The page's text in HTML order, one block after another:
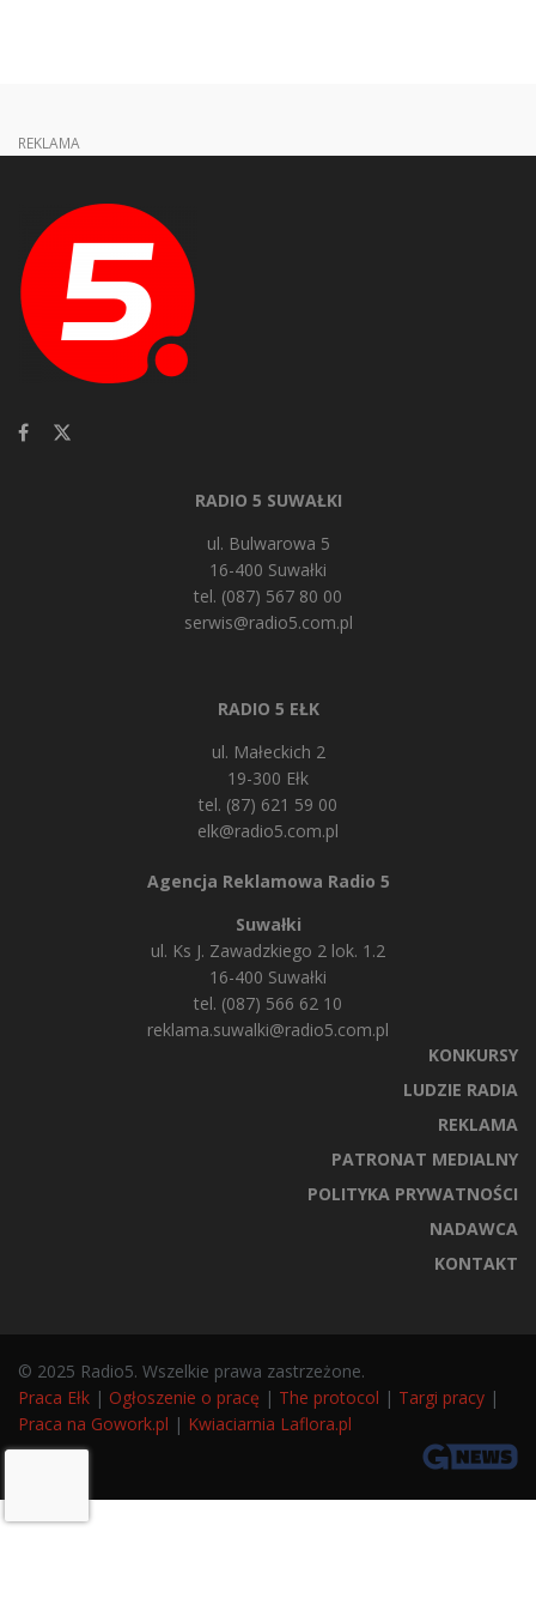
REKLAMA
RADIO 5 SUWAŁKI
ul. Bulwarowa 5
16-400 Suwałki
tel. (087) 567 80 00
serwis@radio5.com.pl
RADIO 5 EŁK
ul. Małeckich 2
19-300 Ełk
tel. (87) 621 59 00
elk@radio5.com.pl
Agencja Reklamowa Radio 5
Suwałki
ul. Ks J. Zawadzkiego 2 lok. 1.2
16-400 Suwałki
tel. (087) 566 62 10
reklama.suwalki@radio5.com.pl
KONKURSY
LUDZIE RADIA
REKLAMA
PATRONAT MEDIALNY
POLITYKA PRYWATNOŚCI
NADAWCA
KONTAKT
© 2025 Radio5. Wszelkie prawa zastrzeżone.
Praca Ełk | Ogłoszenie o pracę | The protocol | Targi pracy |
Praca na Gowork.pl | Kwiaciarnia Laflora.pl